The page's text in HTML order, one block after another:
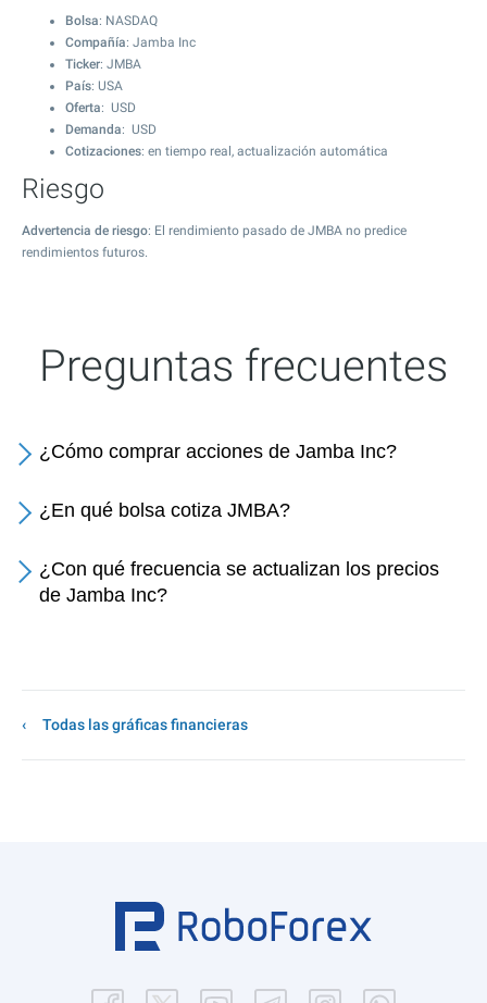
Bolsa: NASDAQ
Compañía: Jamba Inc
Ticker: JMBA
País: USA
Oferta: USD
Demanda: USD
Cotizaciones: en tiempo real, actualización automática
Riesgo
Advertencia de riesgo: El rendimiento pasado de JMBA no predice
rendimientos futuros.
Preguntas frecuentes
¿Cómo comprar acciones de Jamba Inc?
¿En qué bolsa cotiza JMBA?
¿Con qué frecuencia se actualizan los precios
de Jamba Inc?
Todas las gráficas financieras